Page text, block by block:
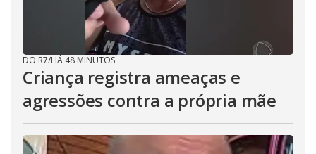
DO R7/HÁ 48 MINUTOS
Criança registra ameaças e
agressões contra a própria mãe